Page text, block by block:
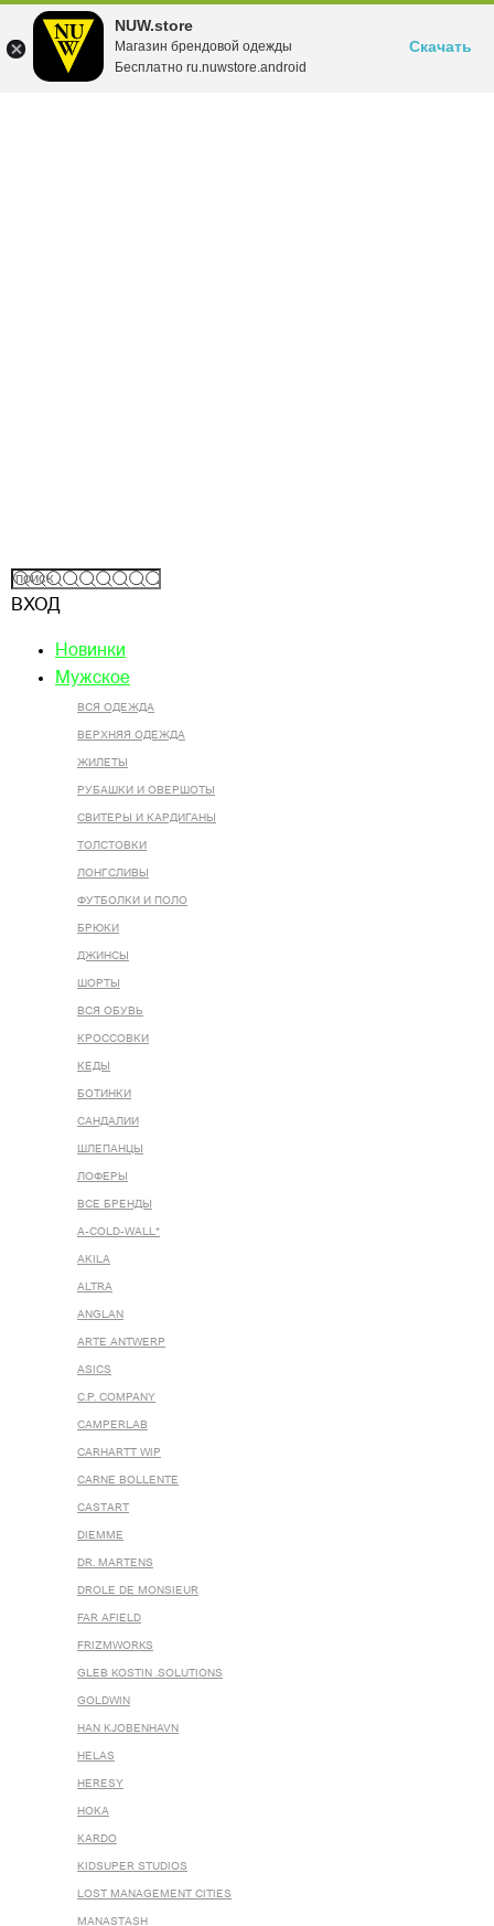
NUW.store
Магазин брендовой одежды
Бесплатно ru.nuwstore.android
Скачать
ВХОД
Новинки
Мужское
ВСЯ ОДЕЖДА
ВЕРХНЯЯ ОДЕЖДА
ЖИЛЕТЫ
РУБАШКИ И ОВЕРШОТЫ
СВИТЕРЫ И КАРДИГАНЫ
ТОЛСТОВКИ
ЛОНГСЛИВЫ
ФУТБОЛКИ И ПОЛО
БРЮКИ
ДЖИНСЫ
ШОРТЫ
ВСЯ ОБУВЬ
КРОССОВКИ
КЕДЫ
БОТИНКИ
САНДАЛИИ
ШЛЕПАНЦЫ
ЛОФЕРЫ
ВСЕ БРЕНДЫ
A-COLD-WALL*
AKILA
ALTRA
ANGLAN
ARTE ANTWERP
ASICS
C.P. COMPANY
CAMPERLAB
CARHARTT WIP
CARNE BOLLENTE
CASTART
DIEMME
DR. MARTENS
DROLE DE MONSIEUR
FAR AFIELD
FRIZMWORKS
GLEB KOSTIN .SOLUTIONS
GOLDWIN
HAN KJOBENHAVN
HELAS
HERESY
HOKA
KARDO
KIDSUPER STUDIOS
LOST MANAGEMENT CITIES
MANASTASH